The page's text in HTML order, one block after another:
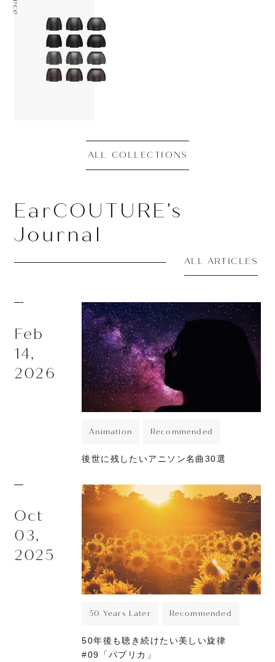
ALL CO LL ECTI O NS
EarCOUTURE's
Journal
ALL ARTICLES
Feb
14,
2026
Animation Recommended
後世に残したいアニソン名曲30選
Oct
03,
2025
50 Years Later Recommended
50年後も聴き続けたい美しい旋律
#09「パプリカ」